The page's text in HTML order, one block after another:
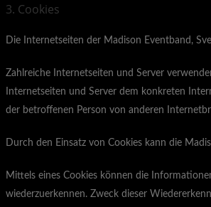
3. Cookies
Die Internetseiten der Madison Eventband,
Zahlreiche Internetseiten und Server
Internetseiten und Server dem konkreten
der betroffenen Person von anderen
Durch den Einsatz von Cookies kann die
Mittels eines Cookies können die
wiederzuerkennen. Zweck dieser